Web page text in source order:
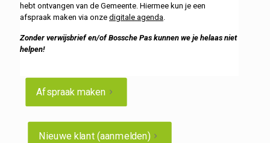
hebt ontvangen van de Gemeente. Hiermee kun je een
afspraak maken via onze digitale agenda.
Zonder verwijsbrief en/of Bossche Pas kunnen we je helaas niet
helpen!
Afspraak maken
Nieuwe klant (aanmelden)